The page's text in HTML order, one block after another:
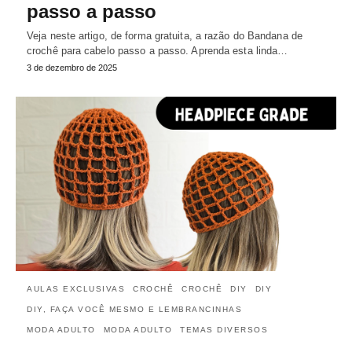
passo a passo
Veja neste artigo, de forma gratuita, a razão do Bandana de
crochê para cabelo passo a passo. Aprenda esta linda…
3 de dezembro de 2025
AULAS EXCLUSIVAS CROCHÊ CROCHÊ DIY DIY
DIY, FAÇA VOCÊ MESMO E LEMBRANCINHAS
MODA ADULTO MODA ADULTO TEMAS DIVERSOS